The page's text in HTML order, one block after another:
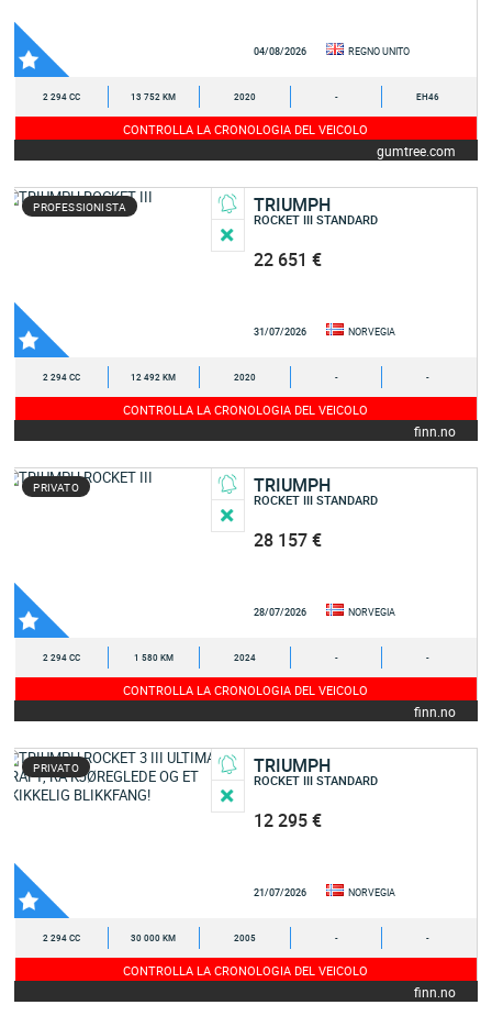
04/08/2026 REGNO UNITO
2 294 CC 13 752 KM 2020 - EH46
CONTROLLA LA CRONOLOGIA DEL VEICOLO
gumtree.com
PROFESSIONISTA TRIUMPH
ROCKET III STANDARD
22 651 €
31/07/2026 NORVEGIA
2 294 CC 12 492 KM 2020 - -
CONTROLLA LA CRONOLOGIA DEL VEICOLO
finn.no
PRIVATO TRIUMPH
ROCKET III STANDARD
28 157 €
28/07/2026 NORVEGIA
2 294 CC 1 580 KM 2024 - -
CONTROLLA LA CRONOLOGIA DEL VEICOLO
finn.no
PRIVATO TRIUMPH
ROCKET III STANDARD
12 295 €
21/07/2026 NORVEGIA
2 294 CC 30 000 KM 2005 - -
CONTROLLA LA CRONOLOGIA DEL VEICOLO
finn.no